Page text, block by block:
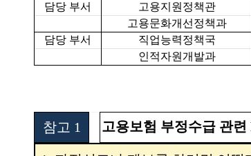
담당 부서
고용지원정책관
고용문화개선정책과
담당 부서
직업능력정책국
인적자원개발과
참고 1 고용보험 부정수급 관련